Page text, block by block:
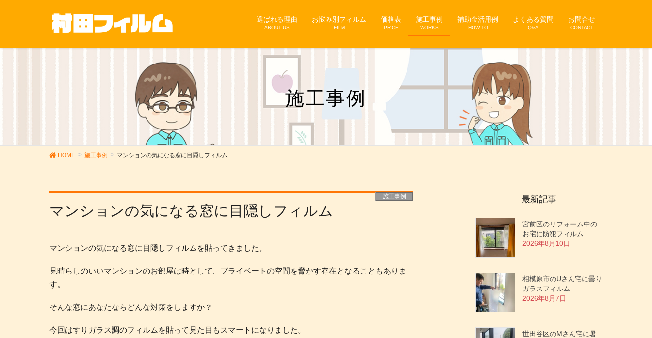
選ばれる理由
ABOUT US
お悩み別フィルム
FILM
価格表
PRICE
施工事例
WORKS
補助金活用例
HOW TO
よくある質問
Q&A
お問合せ
CONTACT
施工事例
HOME 施工事例 マンションの気になる窓に目隠しフィルム
施工事例
マンションの気になる窓に目隠しフィルム
マンションの気になる窓に目隠しフィルムを貼ってきました。
見晴らしのいいマンションのお部屋は時として、プライベートの空間を脅かす存在となることもありま
す。
そんな窓にあなたならどんな対策をしますか？
今回はすりガラス調のフィルムを貼って見た目もスマートになりました。
最新記事
宮前区のリフォーム中の
お宅に防犯フィルム
2026年8月10日
相模原市のUさん宅に曇り
ガラスフィルム
2026年8月7日
世田谷区のMさん宅に暑